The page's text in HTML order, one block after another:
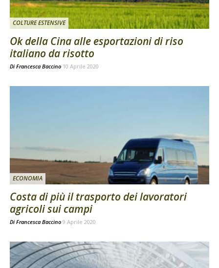
COLTURE ESTENSIVE
Ok della Cina alle esportazioni di riso
italiano da risotto
Di Francesca Baccino 10 Aprile 2020
ECONOMIA
Costa di più il trasporto dei lavoratori
agricoli sui campi
Di Francesca Baccino 9 Aprile 2020